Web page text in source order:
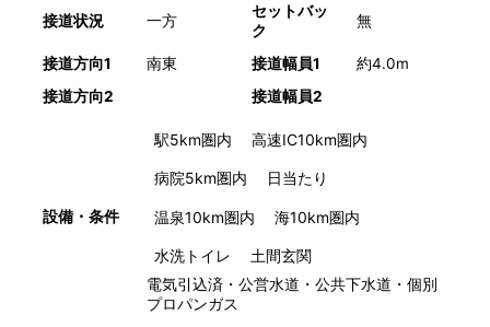
接道状況 一方
セットバッ
ク
無
接道方向1 南東 接道幅員1
約4.0m
接道方向2
接道幅員2
設備・条件
駅5km圏内 高速IC10km圏内
病院5km圏内 日当たり
温泉10km圏内 海10km圏内
水洗トイレ 土間玄関
電気引込済・公営水道・公共下水道・個別
プロパンガス